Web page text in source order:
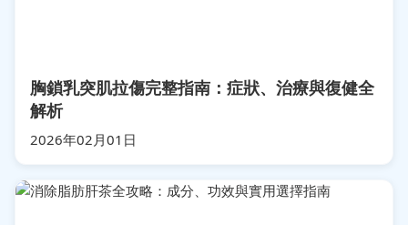
胸鎖乳突肌拉傷完整指南：症狀、治療與復健全
解析
2026年02月01日